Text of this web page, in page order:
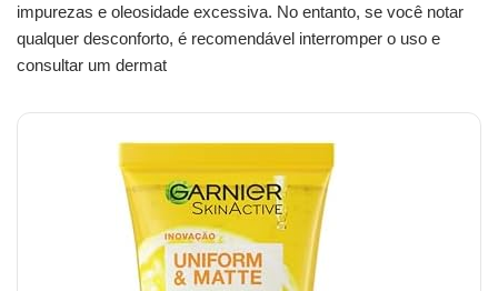
impurezas e oleosidade excessiva. No entanto, se você notar
qualquer desconforto, é recomendável interromper o uso e
consultar um dermat